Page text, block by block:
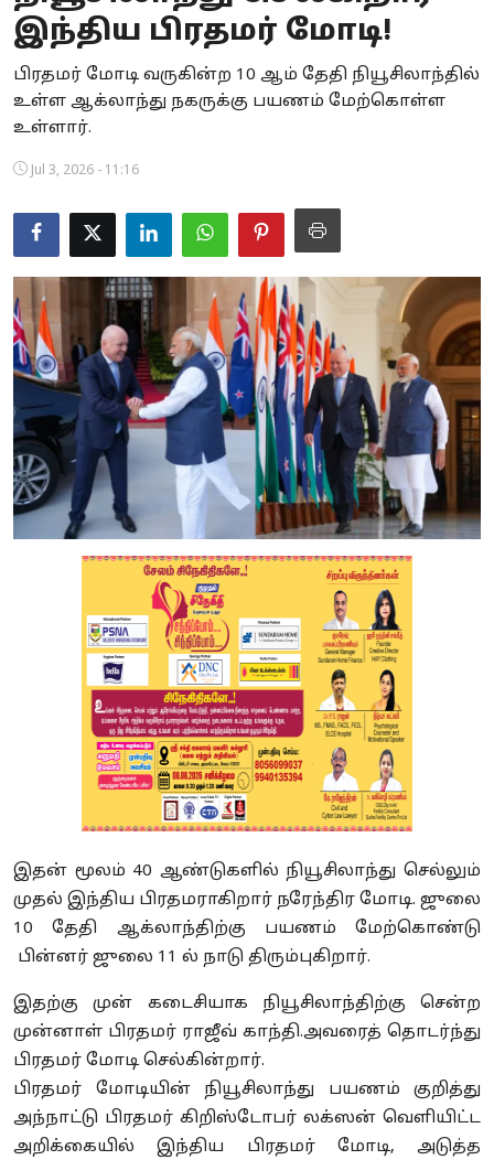
Business
Crime
Tamilnadu
National
World
Astrology
Spirituality
Weather
Politics
இந்திய பிரதமர் மோடி!
பிரதமர் மோடி வருகின்ற 10 ஆம் தேதி நியூசிலாந்தில்
உள்ள ஆக்லாந்து நகருக்கு பயணம் மேற்கொள்ள
உள்ளார்.
Jul 3, 2026 - 11:16
இதன் மூலம் 40 ஆண்டுகளில் நியூசிலாந்து செல்லும்
முதல் இந்திய பிரதமராகிறார் நரேந்திர மோடி. ஜுலை
10 தேதி ஆக்லாந்திற்கு பயணம் மேற்கொண்டு
பின்னர் ஜுலை 11 ல் நாடு திரும்புகிறார்.
இதற்கு முன் கடைசியாக நியூசிலாந்திற்கு சென்ற
முன்னாள் பிரதமர் ராஜீவ் காந்தி.அவரைத் தொடர்ந்து
பிரதமர் மோடி செல்கின்றார்.
பிரதமர் மோடியின் நியூசிலாந்து பயணம் குறித்து
அந்நாட்டு பிரதமர் கிறிஸ்டோபர் லக்ஸன் வெளியிட்ட
அறிக்கையில் இந்திய பிரதமர் மோடி, அடுத்த